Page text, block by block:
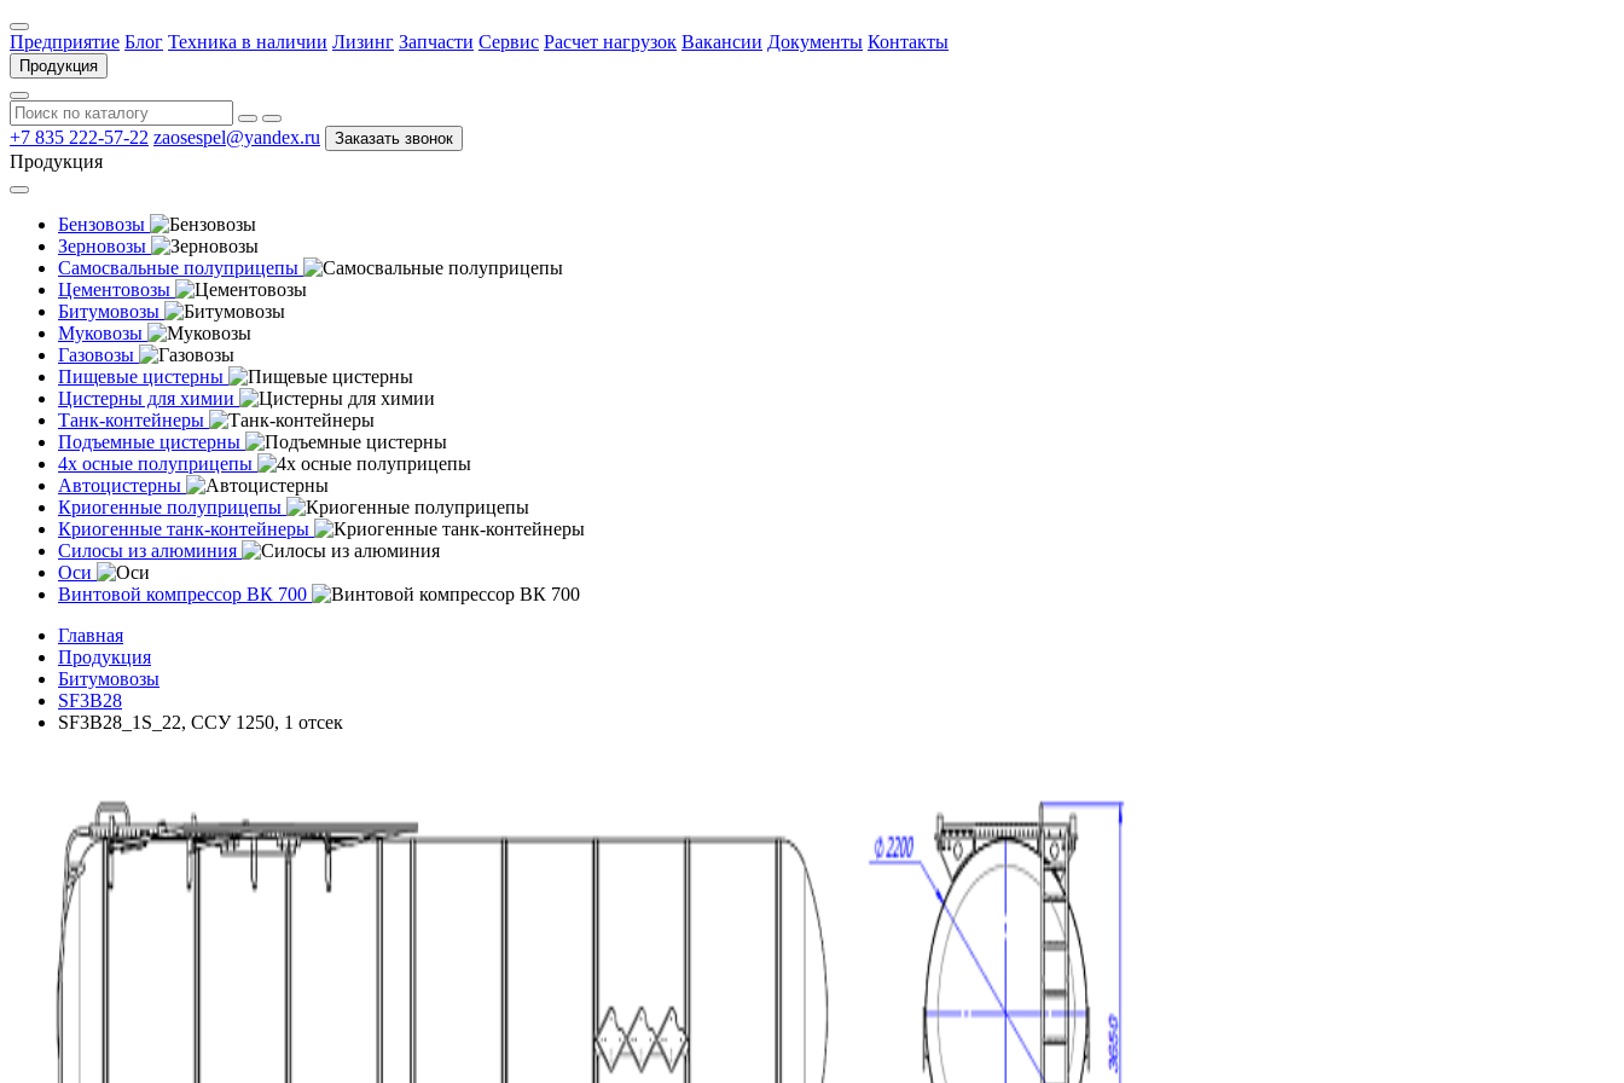
Предприятие Блог Техника в наличии Лизинг Запчасти Сервис Расчет нагрузок Вакансии Документы Контакты
Продукция
+7 835 222-57-22 zaosespel@yandex.ru Заказать звонок
Продукция
Бензовозы
Зерновозы
Самосвальные полуприцепы
Цементовозы
Битумовозы
Муковозы
Газовозы
Пищевые цистерны
Цистерны для химии
Танк-контейнеры
Подъемные цистерны
4х осные полуприцепы
Автоцистерны
Криогенные полуприцепы
Криогенные танк-контейнеры
Силосы из алюминия
Оси
Винтовой компрессор ВК 700
Главная
Продукция
Битумовозы
SF3B28
SF3B28_1S_22, ССУ 1250, 1 отсек